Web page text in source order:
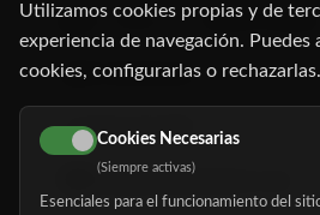
C/ Oruro, 11. 28016
91 345 06 26
616 113 103
hola@mundomayor.com
Utilizamos cookies propias y de
experiencia de navegación. Puedes
cookies, configurarlas o rechazarlas.
Cookies Necesarias
(Siempre activas)
Esenciales para el funcionamiento del